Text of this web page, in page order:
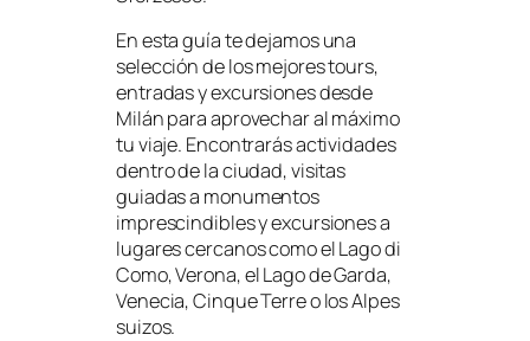
En esta guía te dejamos una
selección de los mejores tours,
entradas y excursiones desde
Milán para aprovechar al máximo
tu viaje. Encontrarás actividades
dentro de la ciudad, visitas
guiadas a monumentos
imprescindibles y excursiones a
lugares cercanos como el Lago di
Como, Verona, el Lago de Garda,
Venecia, Cinque Terre o los Alpes
suizos.